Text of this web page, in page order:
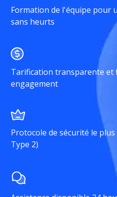
Formation de l'équipe pour
sans heurts
Tarification transparente et
engagement
Protocole de sécurité le plus
Type 2)